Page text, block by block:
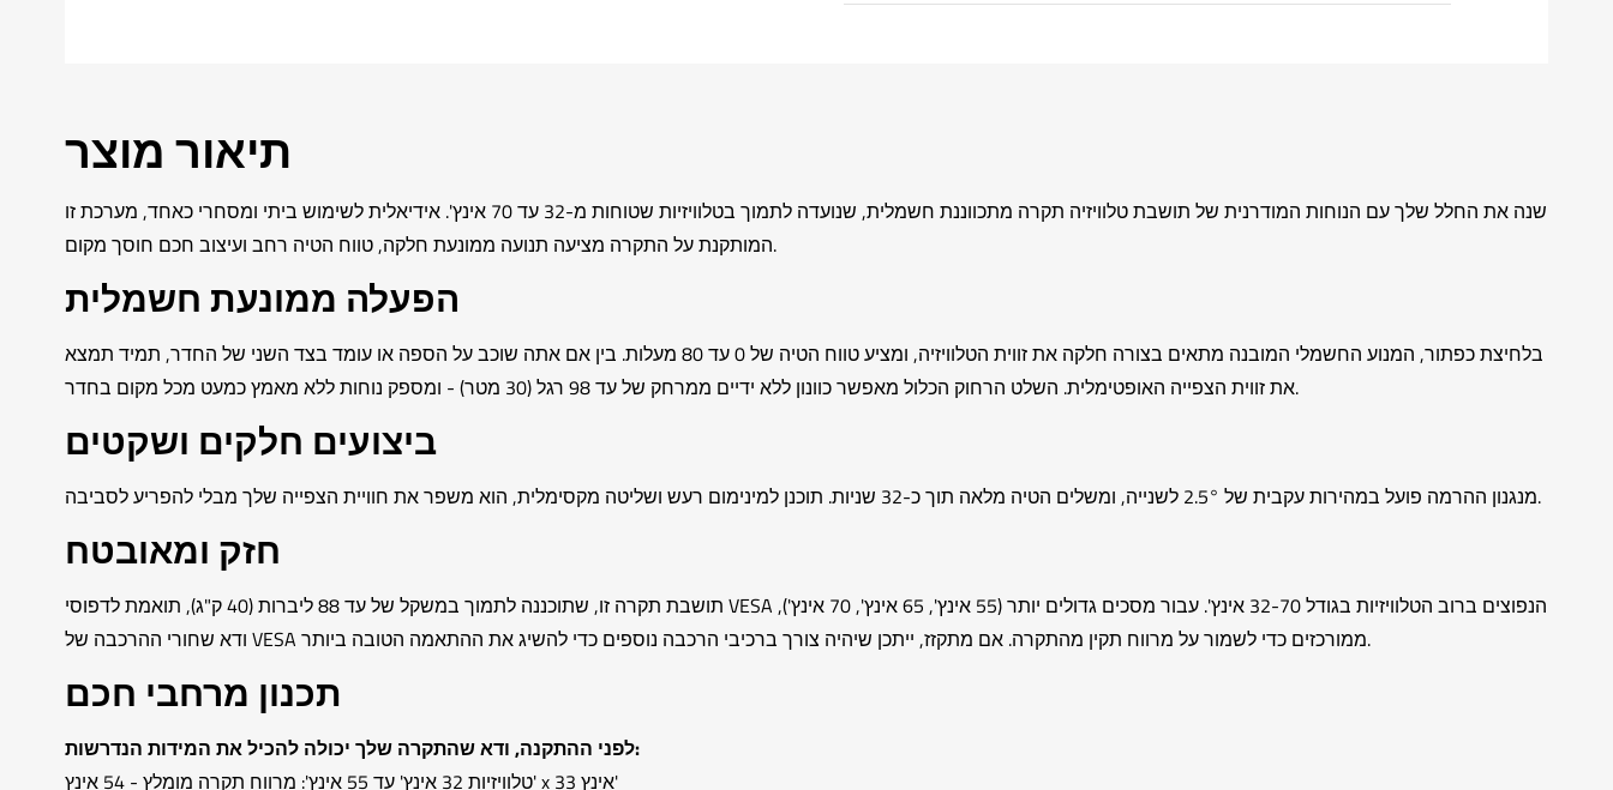
תיאור מוצר
שנה את החלל שלך עם הנוחות המודרנית של תושבת טלוויזיה תקרה מתכווננת חשמלית, שנועדה לתמוך בטלוויזיות שטוחות מ-32 עד 70 אינץ'. אידיאלית לשימוש ביתי ומסחרי כאחד, מערכת זו
המותקנת על התקרה מציעה תנועה ממונעת חלקה, טווח הטיה רחב ועיצוב חכם חוסך מקום.
הפעלה ממונעת חשמלית
בלחיצת כפתור, המנוע החשמלי המובנה מתאים בצורה חלקה את זווית הטלוויזיה, ומציע טווח הטיה של 0 עד 80 מעלות. בין אם אתה שוכב על הספה או עומד בצד השני של החדר, תמיד תמצא
את זווית הצפייה האופטימלית. השלט הרחוק הכלול מאפשר כוונון ללא ידיים ממרחק של עד 98 רגל (30 מטר) - ומספק נוחות ללא מאמץ כמעט מכל מקום בחדר.
ביצועים חלקים ושקטים
מנגנון ההרמה פועל במהירות עקבית של 2.5° לשנייה, ומשלים הטיה מלאה תוך כ-32 שניות. תוכנן למינימום רעש ושליטה מקסימלית, הוא משפר את חוויית הצפייה שלך מבלי להפריע לסביבה.
חזק ומאובטח
תושבת תקרה זו, שתוכננה לתמוך במשקל של עד 88 ליברות (40 ק"ג), תואמת לדפוסי VESA הנפוצים ברוב הטלוויזיות בגודל 32-70 אינץ'. עבור מסכים גדולים יותר (55 אינץ', 65 אינץ', 70 אינץ'),
ודא שחורי ההרכבה של VESA ממורכזים כדי לשמור על מרווח תקין מהתקרה. אם מתקזז, ייתכן שיהיה צורך ברכיבי הרכבה נוספים כדי להשיג את ההתאמה הטובה ביותר.
תכנון מרחבי חכם
לפני ההתקנה, ודא שהתקרה שלך יכולה להכיל את המידות הנדרשות:
טלוויזיות 32 אינץ' עד 55 אינץ': מרווח תקרה מומלץ - 54 אינץ' x 33 אינץ'